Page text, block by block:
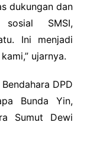
dukungan dan
sosial SMSI,
Ini menjadi
ujarnya.
DPD
Bunda Yin,
Sumut Dewi